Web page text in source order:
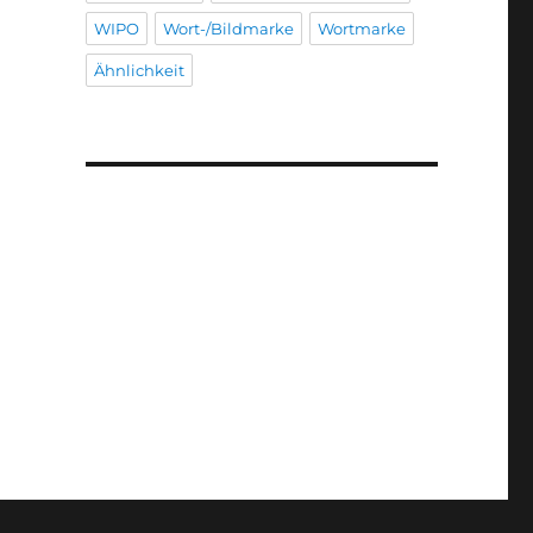
WIPO Wort-/Bildmarke Wortmarke
Ähnlichkeit